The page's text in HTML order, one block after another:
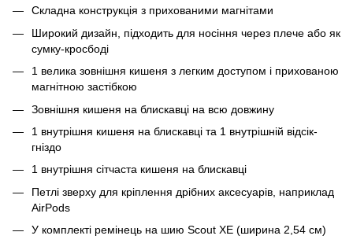
Складна конструкція з прихованими магнітами
Широкий дизайн, підходить для носіння через плече або як
сумку-кросбоді
1 велика зовнішня кишеня з легким доступом і прихованою
магнітною застібкою
Зовнішня кишеня на блискавці на всю довжину
1 внутрішня кишеня на блискавці та 1 внутрішній відсік-
гніздо
1 внутрішня сітчаста кишеня на блискавці
Петлі зверху для кріплення дрібних аксесуарів, наприклад
AirPods
У комплекті ремінець на шию Scout XE (ширина 2,54 см)